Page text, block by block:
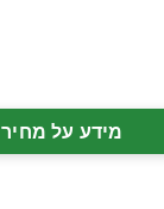
מידע על מחיר